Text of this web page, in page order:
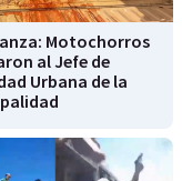
Motochorros
al Jefe de
Urbana de la